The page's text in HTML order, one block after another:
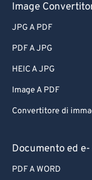
Image
JPG A PDF
PDF A JPG
HEIC A JPG
Image A PDF
Convertitore di
Documento ed e-
PDF A WORD